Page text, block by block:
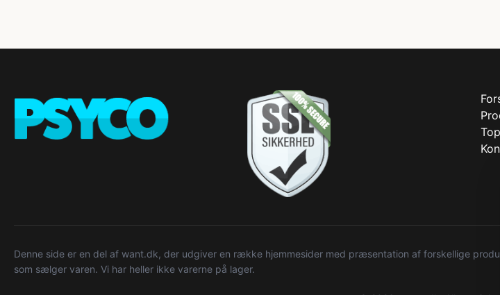
Denne side er en del af want.dk, der udgiver en række hjemmesider med præsentation af forskellige
som sælger varen. Vi har heller ikke varerne på lager.